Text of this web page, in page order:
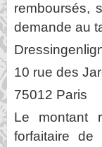
remboursés,
demande au
10 rue des
75012 Paris
Le montant
forfaitaire